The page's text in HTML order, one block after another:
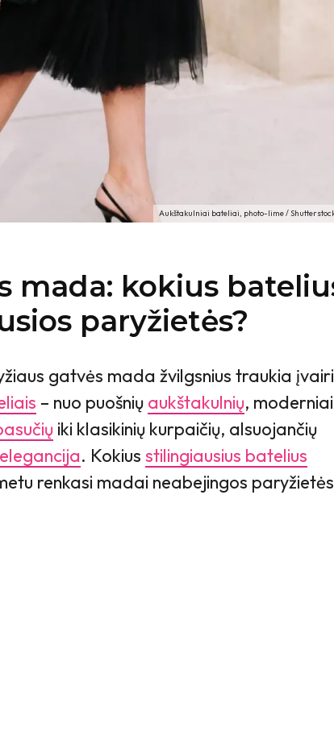
Aukštakulniai bateliai, photo-lime /
mada: kokius
paryžietės?
gatvės mada žvilgsnius traukia
– nuo puošnių aukštakulnių, moderniai
iki klasikinių kurpaičių, alsuojančių
elegancija. Kokius stilingiausius batelius
renkasi madai neabejingos